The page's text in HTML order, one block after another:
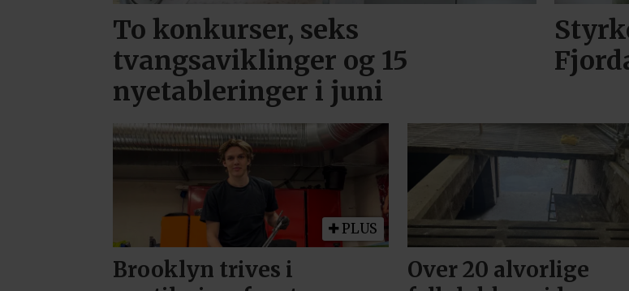
To konkurser, seks
tvangsaviklinger og 15
nyetableringer i juni
PLUS
Brooklyn trives i
Over 20 alvorlige